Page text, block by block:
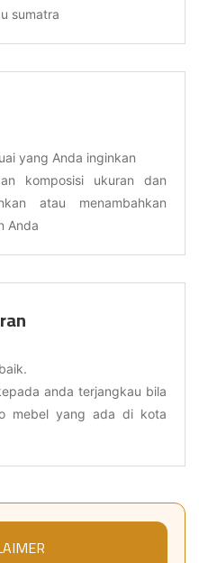
sumatra
yang Anda inginkan
komposisi ukuran dan
atau menambahkan
Anda
anda terjangkau bila
mebel yang ada di kota